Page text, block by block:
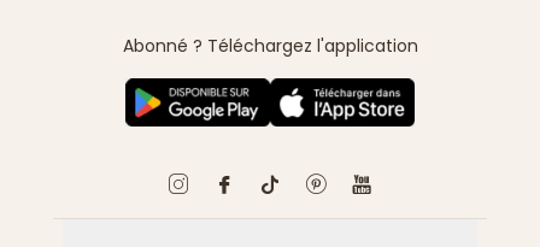
Abonné ? Téléchargez l'application